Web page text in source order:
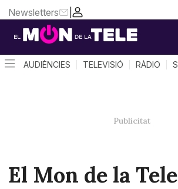
|
Newsletters
AUDIÈNCIES TELEVISIÓ RÀDIO
El Mon de la Tele